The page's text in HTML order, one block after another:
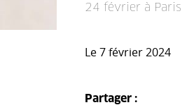
24 février à Paris
Le 7 février 2024
Partager :